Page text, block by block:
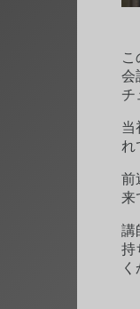
こ
会
チ
当
れ
前
来
講
持